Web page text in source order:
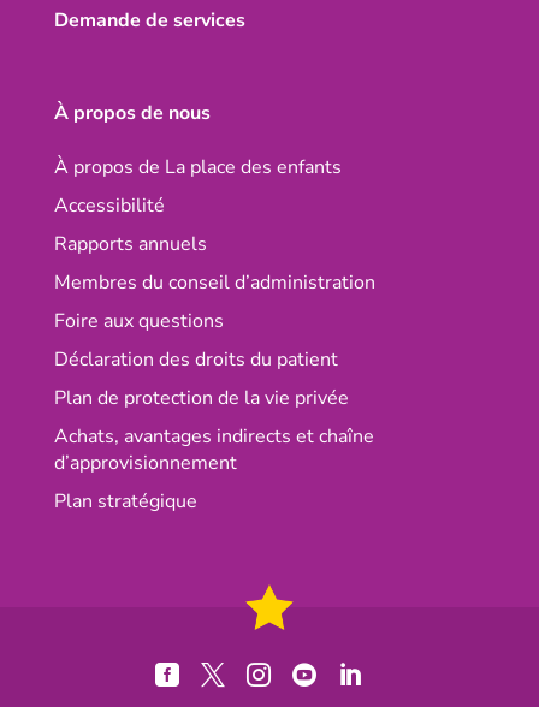
Demande de services
À propos de nous
À propos de La place des enfants
Accessibilité
Rapports annuels
Membres du conseil d’administration
Foire aux questions
Déclaration des droits du patient
Plan de protection de la vie privée
Achats, avantages indirects et chaîne
d’approvisionnement
Plan stratégique
    